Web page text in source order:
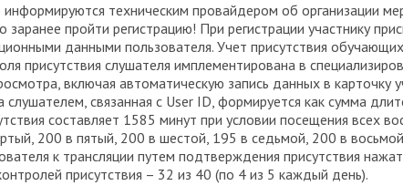
техническим провайдером об организации
пройти регистрацию! При регистрации участнику
данными пользователя. Учет присутствия
присутствия слушателя имплементирована в
включая автоматическую запись данных в карточку
связанная с User ID, формируется как сумма
составляет 1585 минут при условии посещения всех
200 в пятый, 200 в шестой, 195 в седьмой, 200 в
к трансляции путем подтверждения присутствия
присутствия – 32 из 40 (по 4 из 5 каждый день).